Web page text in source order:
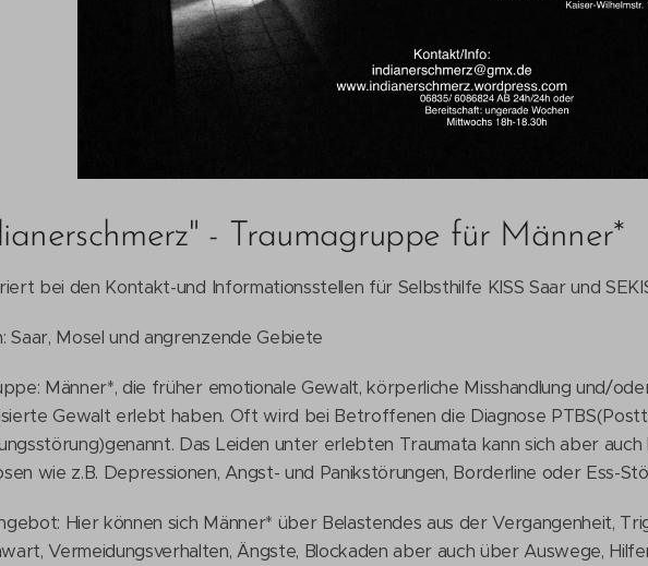
- Traumagruppe für Männer*
bei den Kontakt-und Informationsstellen für Selbsthilfe KISS Saar und
Saar, Mosel und angrenzende Gebiete
Männer*, die früher emotionale Gewalt, körperliche Misshandlung und/
Gewalt erlebt haben. Oft wird bei Betroffenen die Diagnose
Das Leiden unter erlebten Traumata kann sich aber
wie z.B. Depressionen, Angst- und Panikstörungen, Borderline oder Ess-
Hier können sich Männer* über Belastendes aus der Vergangenheit,
Vermeidungsverhalten, Ängste, Blockaden aber auch über Auswege,